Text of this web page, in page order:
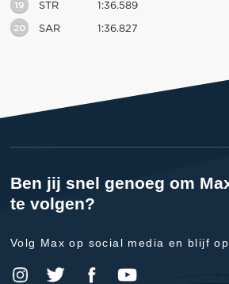
19 STR 1:36.589
20 SAR 1:36.827
Ben jij snel genoeg om
te volgen?
Volg Max op social media en blijf